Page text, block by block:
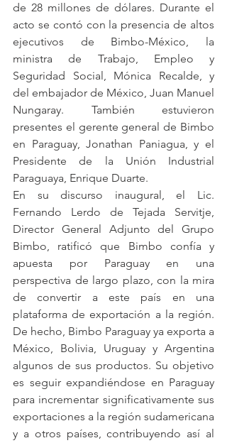
de 28 millones de dólares. Durante el
acto se contó con la presencia de altos
ejecutivos de Bimbo-México, la
ministra de Trabajo, Empleo y
Seguridad Social, Mónica Recalde, y
del embajador de México, Juan Manuel
Nungaray. También estuvieron
presentes el gerente general de Bimbo
en Paraguay, Jonathan Paniagua, y el
Presidente de la Unión Industrial
Paraguaya, Enrique Duarte.
En su discurso inaugural, el Lic.
Fernando Lerdo de Tejada Servitje,
Director General Adjunto del Grupo
Bimbo, ratificó que Bimbo confía y
apuesta por Paraguay en una
perspectiva de largo plazo, con la mira
de convertir a este país en una
plataforma de exportación a la región.
De hecho, Bimbo Paraguay ya exporta a
México, Bolivia, Uruguay y Argentina
algunos de sus productos. Su objetivo
es seguir expandiéndose en Paraguay
para incrementar significativamente sus
exportaciones a la región sudamericana
y a otros países, contribuyendo así al